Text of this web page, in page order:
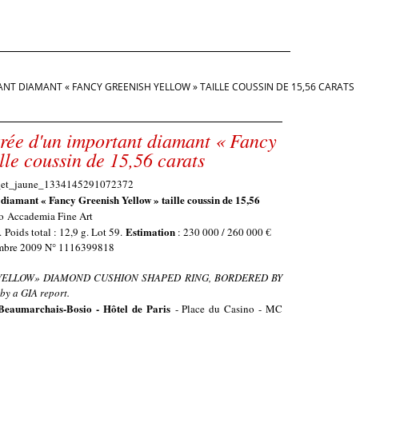
DIAMANT « FANCY GREENISH YELLOW » TAILLE COUSSIN DE 15,56 CARATS
d'un important diamant « Fancy
coussin de 15,56 carats
« Fancy Greenish Yellow » taille coussin de 15,56
Accademia Fine Art
Poids total : 12,9 g. Lot 59. Estimation : 230 000 / 260 000 €
2009 N° 1116399818
DIAMOND CUSHION SHAPED RING, BORDERED BY
a GIA report.
Bosio - Hôtel de Paris- Place du Casino - MC